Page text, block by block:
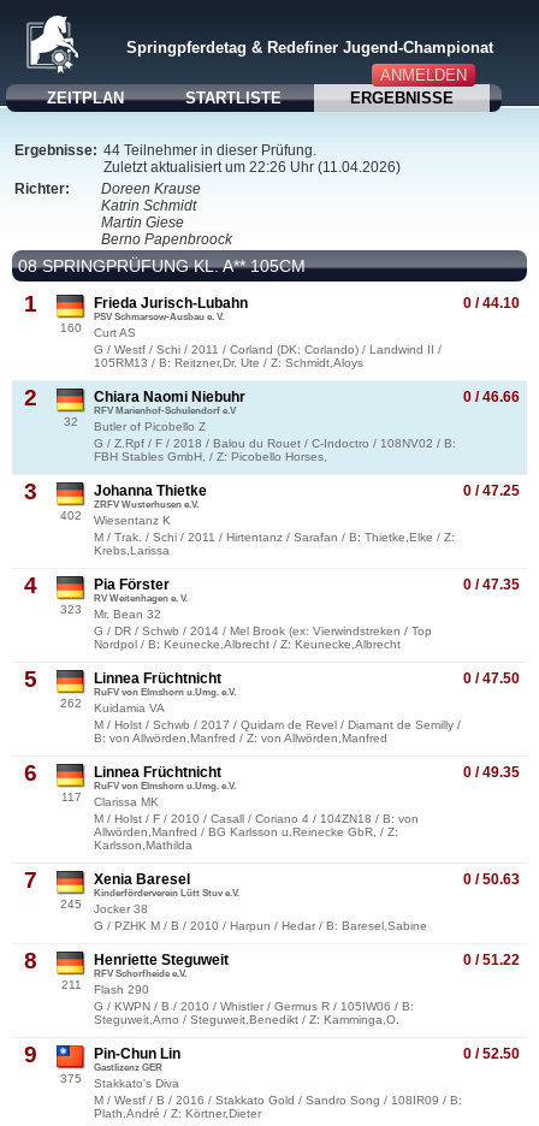
ANMELDEN
Springpferdetag & Redefiner Jugend-Championat
ZEITPLAN STARTLISTE ERGEBNISSE
Ergebnisse: 44 Teilnehmer in dieser Prüfung.
Zuletzt aktualisiert um 22:26 Uhr (11.04.2026)
Richter:
Doreen Krause
Katrin Schmidt
Martin Giese
Berno Papenbroock
08 SPRINGPRÜFUNG KL. A** 105CM
1
160
0 / 44.10
Frieda Jurisch-Lubahn
PSV Schmarsow-Ausbau e. V.
Curt AS
G / Westf / Schi / 2011 / Corland (DK: Corlando) / Landwind II /
105RM13 / B: Reitzner,Dr. Ute / Z: Schmidt,Aloys
2
32
0 / 46.66
Chiara Naomi Niebuhr
RFV Marienhof-Schulendorf e.V
Butler of Picobello Z
G / Z.Rpf / F / 2018 / Balou du Rouet / C-Indoctro / 108NV02 / B:
FBH Stables GmbH, / Z: Picobello Horses,
3
402
0 / 47.25
Johanna Thietke
ZRFV Wusterhusen e.V.
Wiesentanz K
M / Trak. / Schi / 2011 / Hirtentanz / Sarafan / B: Thietke,Elke / Z:
Krebs,Larissa
4
323
0 / 47.35
Pia Förster
RV Weitenhagen e. V.
Mr. Bean 32
G / DR / Schwb / 2014 / Mel Brook (ex: Vierwindstreken / Top
Nordpol / B: Keunecke,Albrecht / Z: Keunecke,Albrecht
5
262
0 / 47.50
Linnea Früchtnicht
RuFV von Elmshorn u.Umg. e.V.
Kuidamia VA
M / Holst / Schwb / 2017 / Quidam de Revel / Diamant de Semilly /
B: von Allwörden,Manfred / Z: von Allwörden,Manfred
6
117
0 / 49.35
Linnea Früchtnicht
RuFV von Elmshorn u.Umg. e.V.
Clarissa MK
M / Holst / F / 2010 / Casall / Coriano 4 / 104ZN18 / B: von
Allwörden,Manfred / BG Karlsson u.Reinecke GbR, / Z:
Karlsson,Mathilda
7
245
0 / 50.63
Xenia Baresel
Kinderförderverein Lütt Stuv e.V.
Jocker 38
G / PZHK M / B / 2010 / Harpun / Hedar / B: Baresel,Sabine
8
211
0 / 51.22
Henriette Steguweit
RFV Schorfheide e.V.
Flash 290
G / KWPN / B / 2010 / Whistler / Germus R / 105IW06 / B:
Steguweit,Arno / Steguweit,Benedikt / Z: Kamminga,O.
9
375
0 / 52.50
Pin-Chun Lin
Gastlizenz GER
Stakkato's Diva
M / Westf / B / 2016 / Stakkato Gold / Sandro Song / 108IR09 / B:
Plath,André / Z: Körtner,Dieter